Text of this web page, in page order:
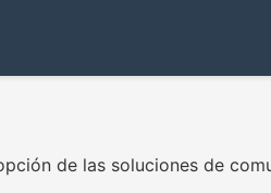
de las soluciones de